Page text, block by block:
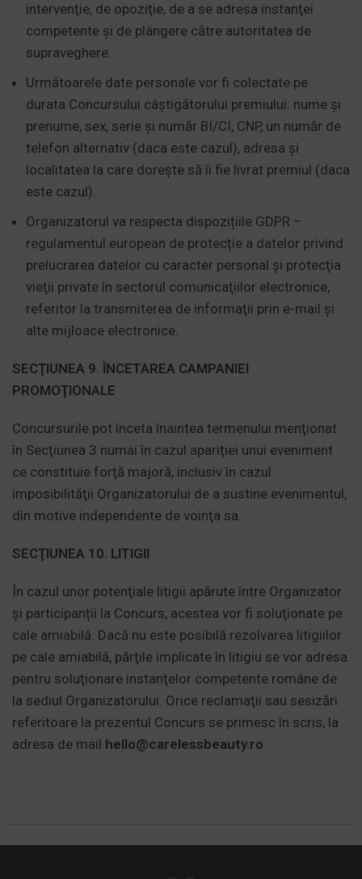
intervenţie, de opoziţie, de a se adresa instanţei
competente şi de plângere către autoritatea de
supraveghere.
Următoarele date personale vor fi colectate pe
durata Concursului câştigătorului premiului: nume şi
prenume, sex, serie și număr BI/CI, CNP, un număr de
telefon alternativ (daca este cazul), adresa şi
localitatea la care doreşte să îi fie livrat premiul (daca
este cazul).
Organizatorul va respecta dispozițiile GDPR –
regulamentul european de protecție a datelor privind
prelucrarea datelor cu caracter personal şi protecţia
vieţii private în sectorul comunicaţiilor electronice,
referitor la transmiterea de informaţii prin e-mail şi
alte mijloace electronice.
SECŢIUNEA 9. ÎNCETAREA CAMPANIEI
PROMOŢIONALE
Concursurile pot înceta înaintea termenului menţionat
în Secţiunea 3 numai în cazul apariţiei unui eveniment
ce constituie forţă majoră, inclusiv în cazul
imposibilităţii Organizatorului de a sustine evenimentul,
din motive independente de voinţa sa.
SECŢIUNEA 10. LITIGII
În cazul unor potenţiale litigii apărute între Organizator
şi participanții la Concurs, acestea vor fi soluţionate pe
cale amiabilă. Dacă nu este posibilă rezolvarea litigiilor
pe cale amiabilă, părţile implicate în litigiu se vor adresa
pentru soluţionare instanţelor competente române de
la sediul Organizatorului. Orice reclamaţii sau sesizări
referitoare la prezentul Concurs se primesc în scris, la
adresa de mail hello@carelessbeauty.ro